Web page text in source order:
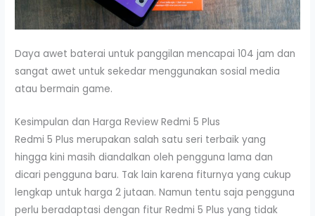
Daya awet baterai untuk panggilan mencapai 104 jam dan
sangat awet untuk sekedar menggunakan sosial media
atau bermain game.
Kesimpulan dan Harga Review Redmi 5 Plus
Redmi 5 Plus merupakan salah satu seri terbaik yang
hingga kini masih diandalkan oleh pengguna lama dan
dicari pengguna baru. Tak lain karena fiturnya yang cukup
lengkap untuk harga 2 jutaan. Namun tentu saja pengguna
perlu beradaptasi dengan fitur Redmi 5 Plus yang tidak